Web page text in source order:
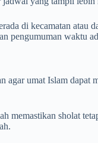
di kecamatan atau
pengumuman waktu
umat Islam
sholat